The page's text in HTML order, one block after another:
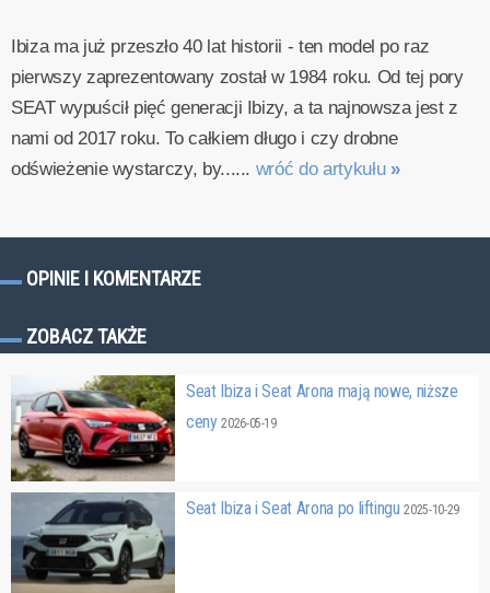
Ibiza ma już przeszło 40 lat historii - ten model po raz
pierwszy zaprezentowany został w 1984 roku. Od tej pory
SEAT wypuścił pięć generacji Ibizy, a ta najnowsza jest z
nami od 2017 roku. To całkiem długo i czy drobne
odświeżenie wystarczy, by...... wróć do artykułu »
OPINIE I KOMENTARZE
ZOBACZ TAKŻE
Seat Ibiza i Seat Arona mają nowe, niższe
ceny2026-05-19
Seat Ibiza i Seat Arona po liftingu2025-10-29